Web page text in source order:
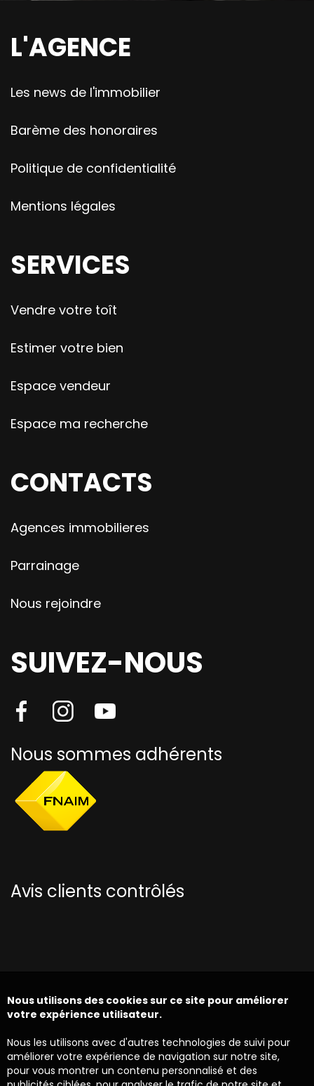
L'AGENCE
Les news de l'immobilier
Barème des honoraires
Politique de confidentialité
Mentions légales
SERVICES
Vendre votre toît
Estimer votre bien
Espace vendeur
Espace ma recherche
CONTACTS
Agences immobilieres
Parrainage
Nous rejoindre
SUIVEZ-NOUS
Nous sommes adhérents
Avis clients contrôlés
Nous utilisons des cookies sur ce site pour améliorer
votre expérience utilisateur.
Nous les utilisons avec d'autres technologies de suivi pour
améliorer votre expérience de navigation sur notre site,
pour vous montrer un contenu personnalisé et des